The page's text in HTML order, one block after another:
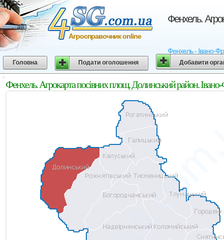
Фенхель.
Фенхель - Івано-
Агросправочник online
Головна Подати оголошення Добавити
Фенхель. Агрокарта посівних площ. Долинський район. Івано-